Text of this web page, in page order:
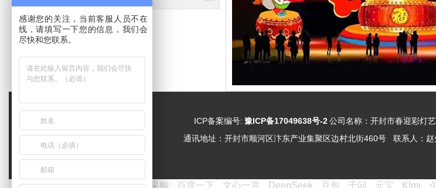
ICP备案编号: 豫ICP备17049638号-2 公司名称： 开封市春迎彩灯
通讯地址： 开封市顺河区汴东产业集聚区边村北街460号 联系人： 赵
友情链接： 爱采购 百度一下 文心一言 DeepSeek 豆包 千问 元宝 KImi
感谢您的关注，当前客服人员不在
线，请填写一下您的信息，我们会
尽快和您联系。